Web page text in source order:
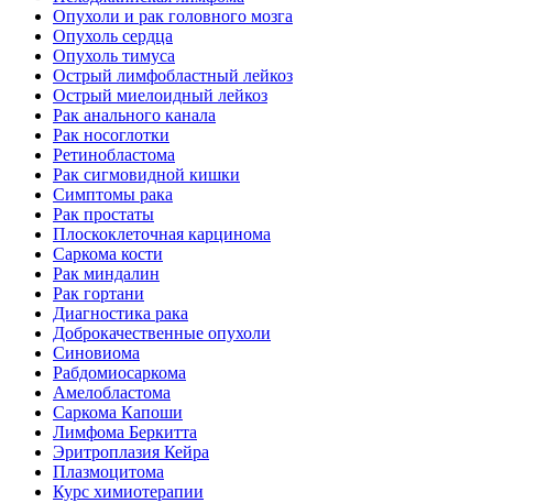
Опухоли и рак головного мозга
Опухоль сердца
Опухоль тимуса
Острый лимфобластный лейкоз
Острый миелоидный лейкоз
Рак анального канала
Рак носоглотки
Ретинобластома
Рак сигмовидной кишки
Симптомы рака
Рак простаты
Плоскоклеточная карцинома
Саркома кости
Рак миндалин
Рак гортани
Диагностика рака
Доброкачественные опухоли
Синовиома
Рабдомиосаркома
Амелобластома
Саркома Капоши
Лимфома Беркитта
Эритроплазия Кейра
Плазмоцитома
Курс химиотерапии